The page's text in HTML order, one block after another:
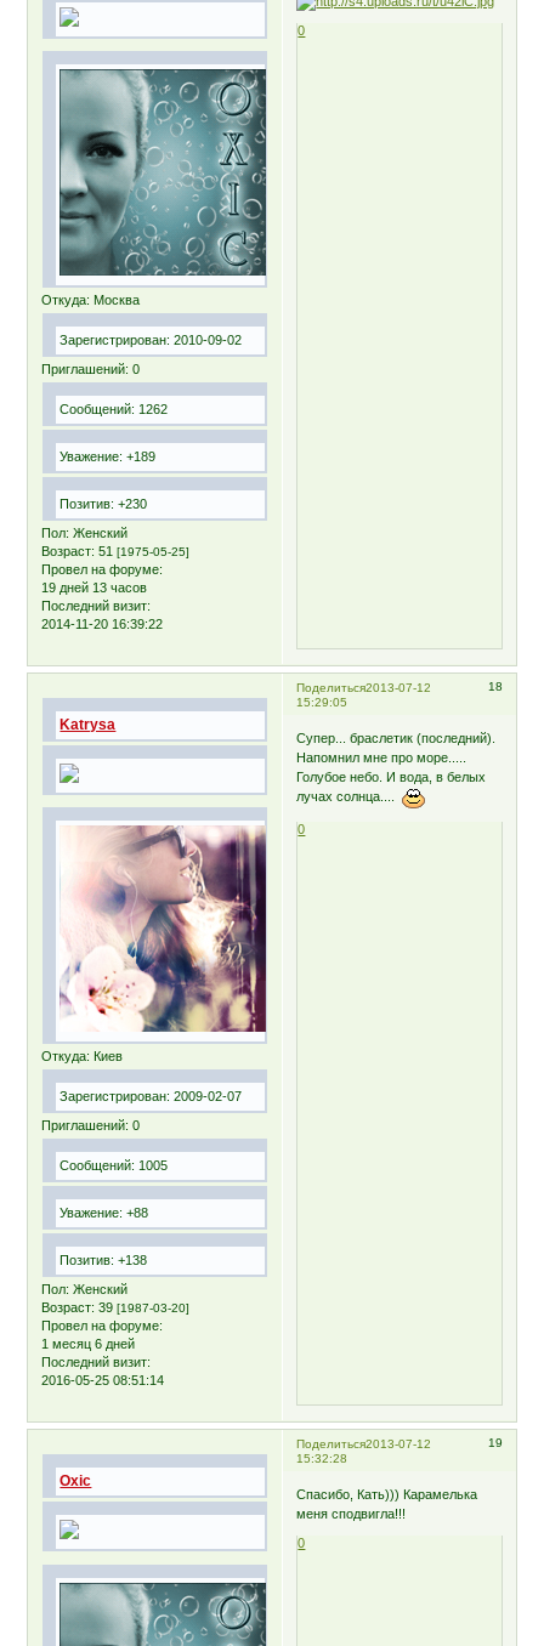
Откуда: Москва
Зарегистрирован: 2010-09-02
Приглашений: 0
Сообщений: 1262
Уважение: +189
Позитив: +230
Пол: Женский
Возраст: 51[1975-05-25]
Провел на форуме:
19 дней 13 часов
Последний визит:
2014-11-20 16:39:22
0
Поделиться 18
2013-07-12
15:29:05
Katrysa
Откуда: Киев
Зарегистрирован: 2009-02-07
Приглашений: 0
Сообщений: 1005
Уважение: +88
Позитив: +138
Пол: Женский
Возраст: 39[1987-03-20]
Провел на форуме:
1 месяц 6 дней
Последний визит:
2016-05-25 08:51:14
Супер... браслетик (последний).
Напомнил мне про море.....
Голубое небо. И вода, в белых
лучах солнца....
0
Поделиться 19
2013-07-12
15:32:28
Oxic
Спасибо, Кать))) Карамелька
меня сподвигла!!!
0